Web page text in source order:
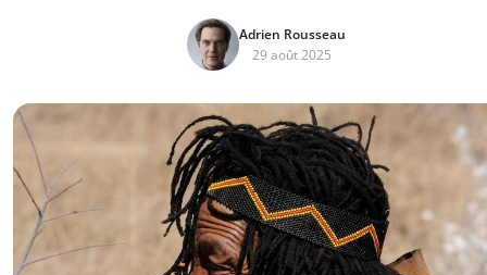
Adrien Rousseau
29 août 2025